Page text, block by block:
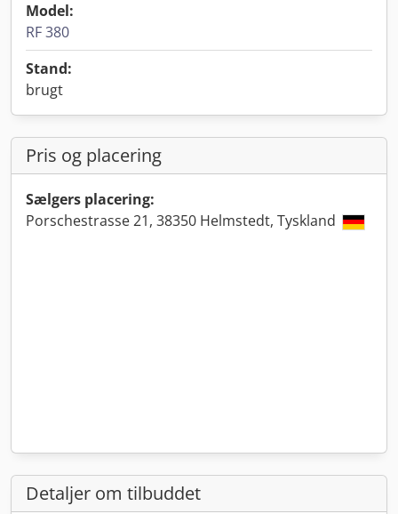
Model:
RF 380
Stand:
brugt
Pris og placering
Sælgers placering:
Porschestrasse 21, 38350 Helmstedt, Tyskland
Detaljer om tilbuddet